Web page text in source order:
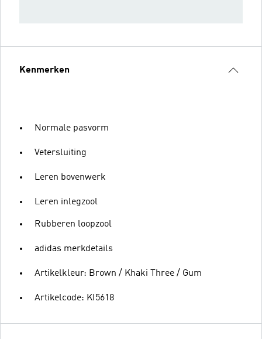
Kenmerken
Normale pasvorm
Vetersluiting
Leren bovenwerk
Leren inlegzool
Rubberen loopzool
adidas merkdetails
Artikelkleur: Brown / Khaki Three / Gum
Artikelcode: KI5618